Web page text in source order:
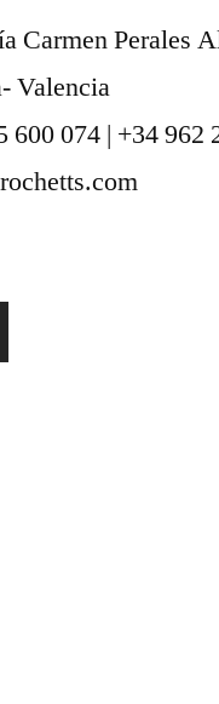
Carmen Perales
Valencia
600 074 | +34 962